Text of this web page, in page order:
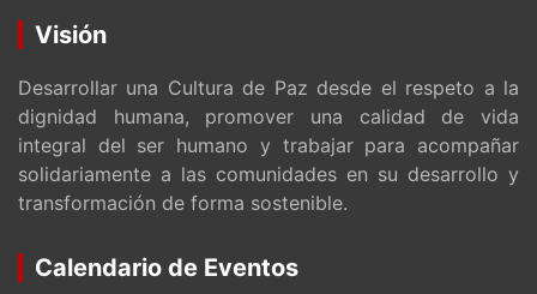
Visión
Desarrollar una Cultura de Paz desde el respeto a la
dignidad humana, promover una calidad de vida
integral del ser humano y trabajar para acompañar
solidariamente a las comunidades en su desarrollo y
transformación de forma sostenible.
Calendario de Eventos